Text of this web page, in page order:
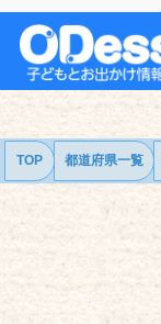
TOP 都道府県一覧